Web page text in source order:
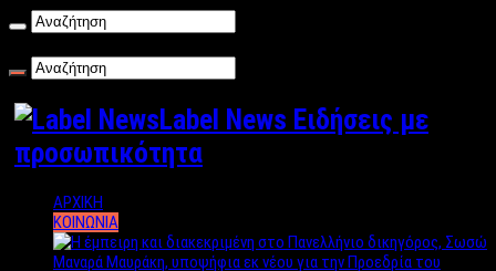
Label News Ειδήσεις με
προσωπικότητα
ΑΡΧΙΚΗ
ΚΟΙΝΩΝΙΑ